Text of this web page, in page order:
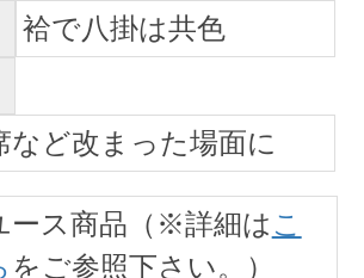
袷で八掛は共色
など改まった場面に
ース商品（※詳細は こ
をご参照下さい。）